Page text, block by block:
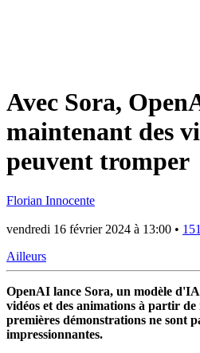
Avec Sora,
maintenant des
peuvent tromper
Florian Innocente
vendredi 16 février 2024 à 13:00 • 151
Ailleurs
OpenAI lance Sora, un modèle
vidéos et des animations à partir de
premières démonstrations ne sont
impressionnantes.